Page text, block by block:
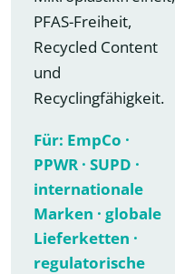
PFAS-Freiheit,
Recycled Content
und
Recyclingfähigkeit.
Für: EmpCo ·
PPWR · SUPD ·
internationale
Marken · globale
Lieferketten ·
regulatorische